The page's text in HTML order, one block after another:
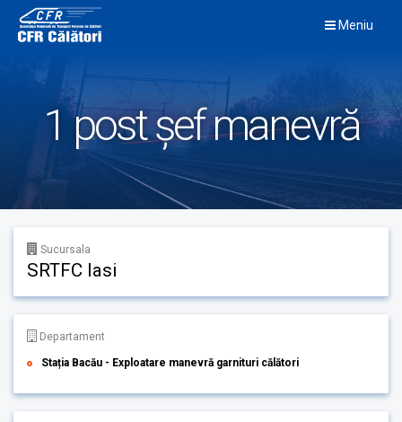
content
Meniu
1 post șef manevră
Sucursala
SRTFC Iasi
Departament
Stația Bacău - Exploatare manevră garnituri călători